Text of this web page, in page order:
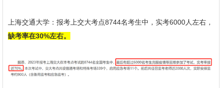
上海交通大学：报考上交大考点8744名考生中，实考6000人左右，
缺考率在30%左右。